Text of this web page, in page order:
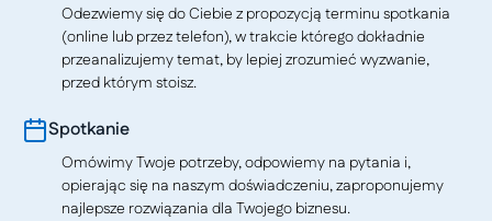
Odezwiemy się do Ciebie z propozycją terminu spotkania
(online lub przez telefon), w trakcie którego dokładnie
przeanalizujemy temat, by lepiej zrozumieć wyzwanie,
przed którym stoisz.
Spotkanie
Omówimy Twoje potrzeby, odpowiemy na pytania i,
opierając się na naszym doświadczeniu, zaproponujemy
najlepsze rozwiązania dla Twojego biznesu.